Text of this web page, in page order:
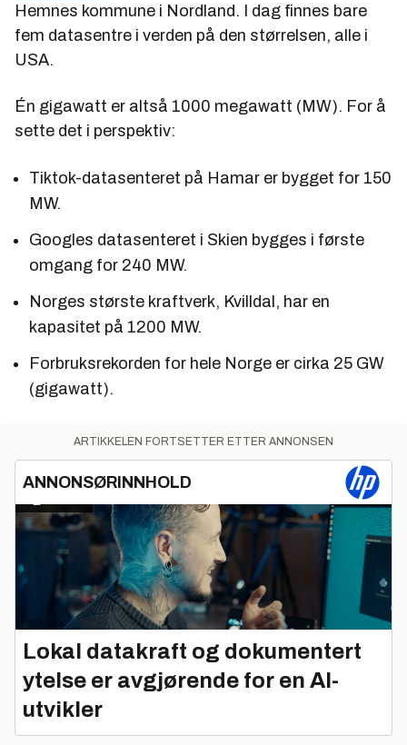
Hemnes kommune i Nordland. I dag finnes bare
fem datasentre i verden på den størrelsen, alle i
USA.
Én gigawatt er altså 1000 megawatt (MW). For å
sette det i perspektiv:
Tiktok-datasenteret på Hamar er bygget for 150
MW.
Googles datasenteret i Skien bygges i første
omgang for 240 MW.
Norges største kraftverk, Kvilldal, har en
kapasitet på 1200 MW.
Forbruksrekorden for hele Norge er cirka 25 GW
(gigawatt).
ARTIKKELEN FORTSETTER ETTER ANNONSEN
ANNONSØRINNHOLD
Lokal datakraft og dokumentert
ytelse er avgjørende for en AI-
utvikler